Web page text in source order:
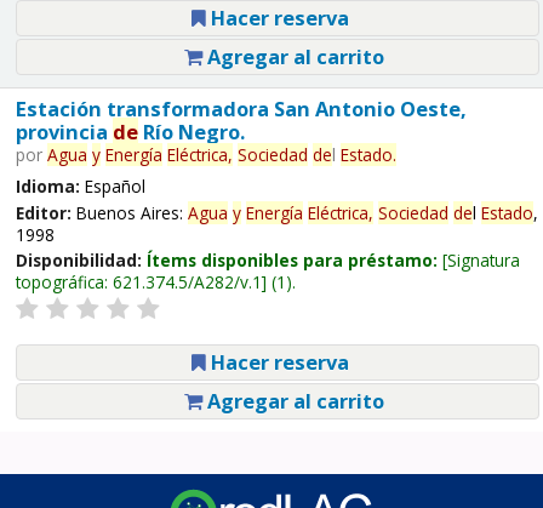
Hacer reserva
Agregar al carrito
Estación transformadora San Antonio Oeste,
provincia deRío Negro.
por Agua y Energía Eléctrica, Sociedad del Estado.
Idioma: Español
Editor: Buenos Aires: Agua y Energía Eléctrica, Sociedad del Estado,
1998
Disponibilidad: Ítems disponibles para préstamo: Signatura
topográfica: 621.374.5/A282/v.1 (1).
Hacer reserva
Agregar al carrito